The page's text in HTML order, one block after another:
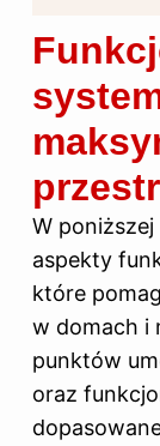
W
aspekty
które
w domach i
punktów
oraz